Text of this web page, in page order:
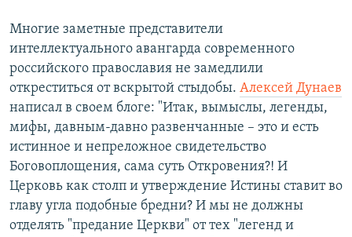
Многие заметные представители
интеллектуального авангарда современного
российского православия не замедлили
откреститься от вскрытой стыдобы. Алексей Дунаев
написал в своем блоге: "Итак, вымыслы, легенды,
мифы, давным-давно развенчанные – это и есть
истинное и непреложное свидетельство
Боговоплощения, сама суть Откровения?! И
Церковь как столп и утверждение Истины ставит во
главу угла подобные бредни? И мы не должны
отделять "предание Церкви" от тех "легенд и